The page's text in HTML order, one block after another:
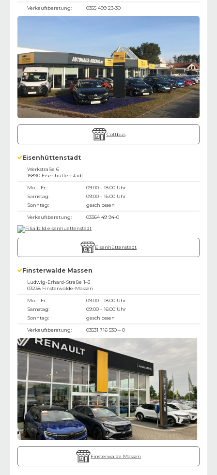
Verkaufsberatung:
0355 499 23-30
Cottbus
Eisenhüttenstadt
Werkstraße 6
15890 Eisenhüttenstadt
Mo. - Fr.:
09:00 - 18:00 Uhr
Samstag:
09:00 - 16:00 Uhr
Sonntag:
geschlossen
Verkaufsberatung:
03364 49 94-0
Eisenhüttenstadt
Finsterwalde Massen
Ludwig-Erhard-Straße 1–3
03238 Finsterwalde-Massen
Mo. - Fr.:
09:00 - 18:00 Uhr
Samstag:
09:00 - 16:00 Uhr
Sonntag:
geschlossen
Verkaufsberatung:
03531 716 530 – 0
Finsterwalde Massen